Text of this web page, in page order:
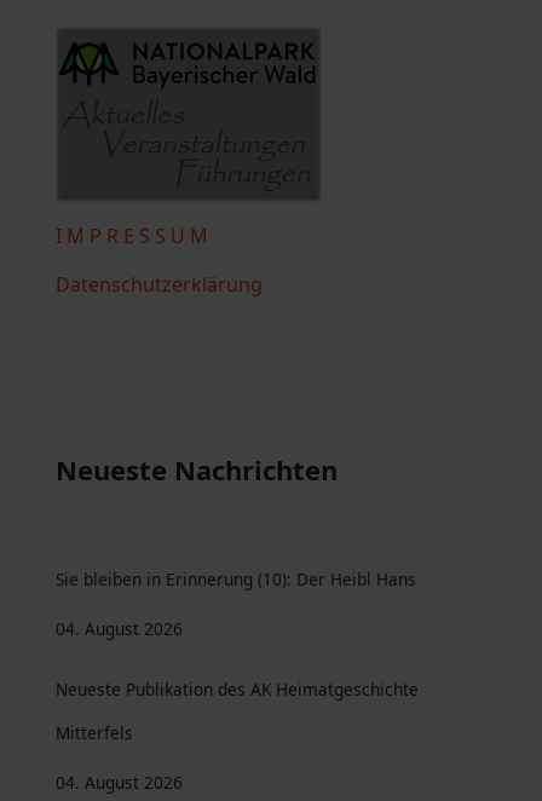
I M P R E S S U M
Datenschutzerklärung
Neueste Nachrichten
Sie bleiben in Erinnerung (10): Der Heibl Hans
04. August 2026
Neueste Publikation des AK Heimatgeschichte
Mitterfels
04. August 2026